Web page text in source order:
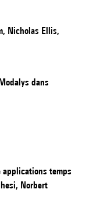
Nicholas Ellis,
dans
applications temps
Norbert